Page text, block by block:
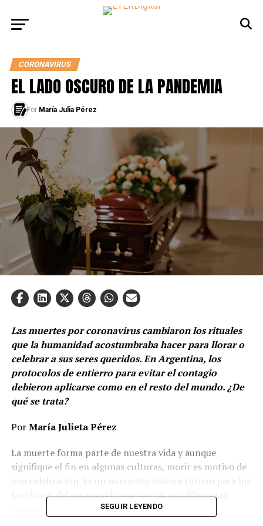
CORONAVIRUS
EL LADO OSCURO DE LA PANDEMIA
Por María Julia Pérez
Las muertes por coronavirus cambiaron los rituales
que la humanidad acostumbraba hacer para llorar o
celebrar a sus seres queridos. En Argentina, los
protocolos de entierro para evitar el contagio
debieron aplicarse como en el resto del mundo. ¿De
qué se trata?
PorMaría Julieta Pérez
La muerte forma parte de nuestra vida y aunque
signifique el fin en algunas culturas, morir es motivo de
una celebración. Es un momento único e íntimo para los
familiares del ser querido que partió por diferentes
SEGUIR LEYENDO